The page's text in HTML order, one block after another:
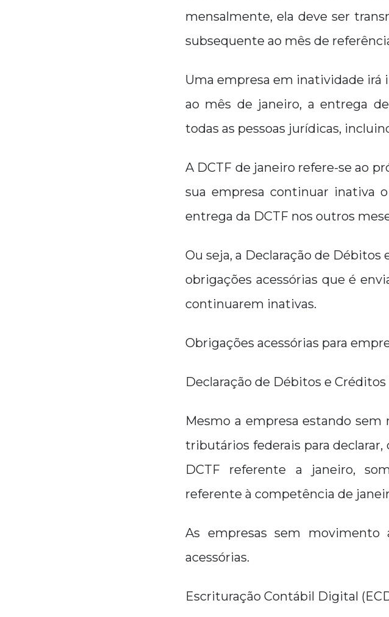
mensalmente, ela deve ser
subsequente ao mês de
Uma empresa em inatividade irá
ao mês de janeiro, a entrega
todas as pessoas jurídicas,
A DCTF de janeiro refere-se ao
sua empresa continuar inativa
entrega da DCTF nos outros
Ou seja, a Declaração de
obrigações acessórias que é
continuarem inativas.
Obrigações acessórias para
Declaração de Débitos e
Mesmo a empresa estando
tributários federais para
DCTF referente a janeiro,
referente à competência de
As empresas sem movimento
acessórias.
Escrituração Contábil Digital